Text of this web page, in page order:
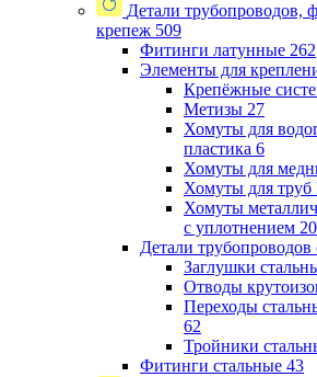
Детали трубопроводов,
крепеж 509
Фитинги латунные 262
Элементы для
Крепёжные
Метизы 27
Хомуты для
пластика 6
Хомуты для
Хомуты для
Хомуты
с уплотнением 20
Детали трубопроводов
Заглушки
Отводы
Переходы
62
Тройники
Фитинги стальные 43